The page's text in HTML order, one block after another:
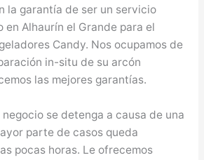
la garantía de ser un servicio
Alhaurín el Grande para el
Candy. Nos ocupamos de
in-situ de su arcón
las mejores garantías.
se detenga a causa de una
parte de casos queda
pocas horas. Le ofrecemos